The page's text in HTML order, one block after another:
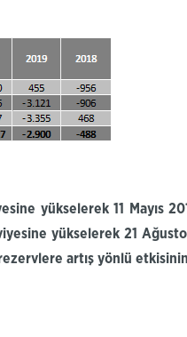
yükselerek 11 Mayıs
yükselerek 21
artış yönlü